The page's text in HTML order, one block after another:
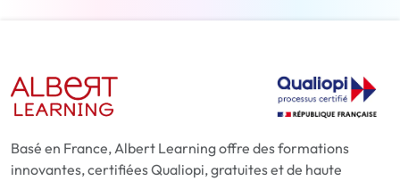
Basé en France, Albert Learning offre des formations
innovantes, certifiées Qualiopi, gratuites et de haute